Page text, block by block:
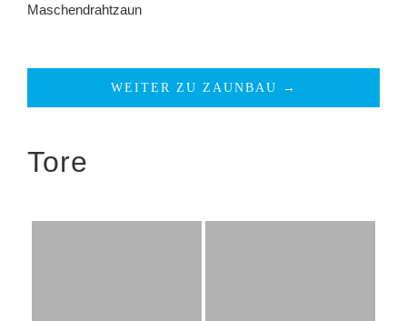
Maschendrahtzaun
WEITER ZU ZAUNBAU →
Tore